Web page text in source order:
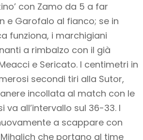
con Zamo da 5 a far
e Garofalo al fianco; se in
funziona, i marchigiani
a rimbalzo con il già
e Sericato. I centimetri in
secondi tiri alla Sutor,
incollata al match con le
va all’intervallo sul 36-33. I
a scappare con
che portano al time